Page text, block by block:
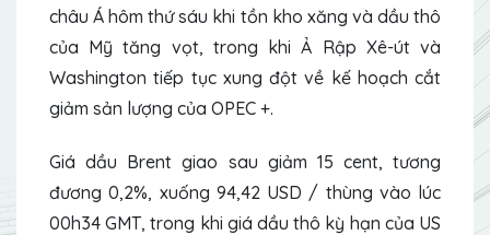
châu Á hôm thứ sáu khi tồn kho xăng và dầu thô
của Mỹ tăng vọt, trong khi Ả Rập Xê-út và
Washington tiếp tục xung đột về kế hoạch cắt
giảm sản lượng của OPEC +.
Giá dầu Brent giao sau giảm 15 cent, tương
đương 0,2%, xuống 94,42 USD / thùng vào lúc
00h34 GMT, trong khi giá dầu thô kỳ hạn của US